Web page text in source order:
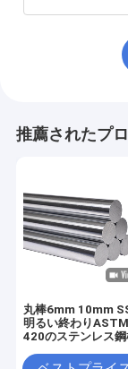
推薦されたプ
丸棒6mm 10mm
明るい終わりASTM
420のステンレス